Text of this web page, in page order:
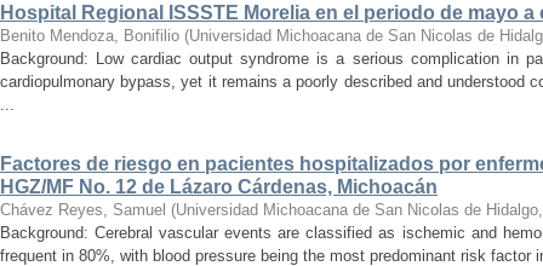
Hospital Regional ISSSTE Morelia en el periodo de mayo a
Benito Mendoza, Bonifilio (Universidad Michoacana de San Nicolas de
Background: Low cardiac output syndrome is a serious complication in
cardiopulmonary bypass, yet it remains a poorly described and understood
...
Factores de riesgo en pacientes hospitalizados por
HGZ/MF No. 12 de Lázaro Cárdenas, Michoacán
Chávez Reyes, Samuel (Universidad Michoacana de San Nicolas de Hidalgo
Background: Cerebral vascular events are classified as ischemic and
frequent in 80%, with blood pressure being the most predominant risk factor